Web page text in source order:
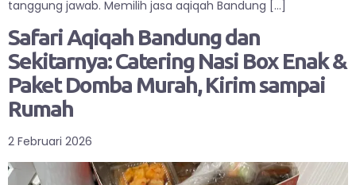
tanggung jawab. Memilih jasa aqiqah Bandung […]
Safari Aqiqah Bandung dan
Sekitarnya: Catering Nasi Box Enak &
Paket Domba Murah, Kirim sampai
Rumah
2 Februari 2026